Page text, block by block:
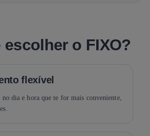
escolher o FIXO?
flexível
no dia e hora que te for mais conveniente,